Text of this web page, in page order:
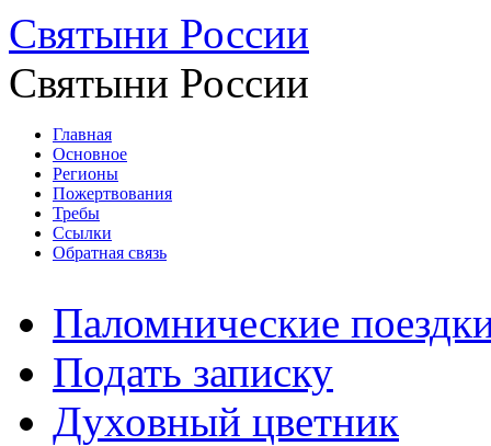
Святыни России
Святыни России
Главная
Основное
Регионы
Пожертвования
Требы
Ссылки
Обратная связь
Паломнические
Подать записку
Духовный цветник